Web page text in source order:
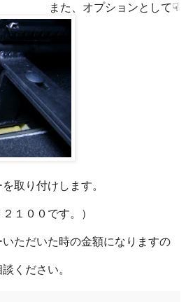
また、オプションとして☟
取り付けします。
１００です。）
ただいた時の金額になりますの
ください。